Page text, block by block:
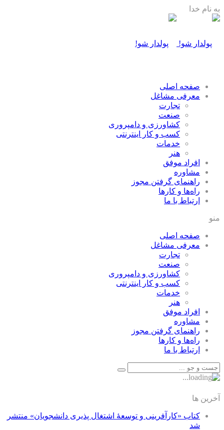
به نام خدا
صفحه اصلی
معرفی مشاغل
تجارت
صنعت
كشاورزی و دامپروری
كسب و كار اينترنتی
خدمات
هنر
افراد موفق
مشاوره
راهنمای گرفتن مجوز
راه‌ها و كارها
ارتباط با ما
منو
صفحه اصلی
معرفی مشاغل
تجارت
صنعت
كشاورزی و دامپروری
كسب و كار اينترنتی
خدمات
هنر
افراد موفق
مشاوره
راهنمای گرفتن مجوز
راه‌ها و كارها
ارتباط با ما
آخرین ها
کتاب «کارآفرینی و توسعۀ اشتغال پذیری دانشجویان» منتشر
شد